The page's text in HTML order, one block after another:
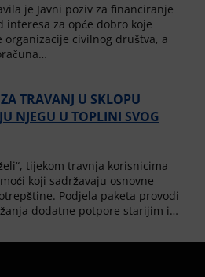
je Javni poziv za financiranje
interesa za opće dobro koje
civilnog društva, a
TRAVANJ U SKLOPU
NJEGU U TOPLINI SVOG
tijekom travnja korisnicima
koji sadržavaju osnovne
Podjela paketa provodi
dodatne potpore starijim i…